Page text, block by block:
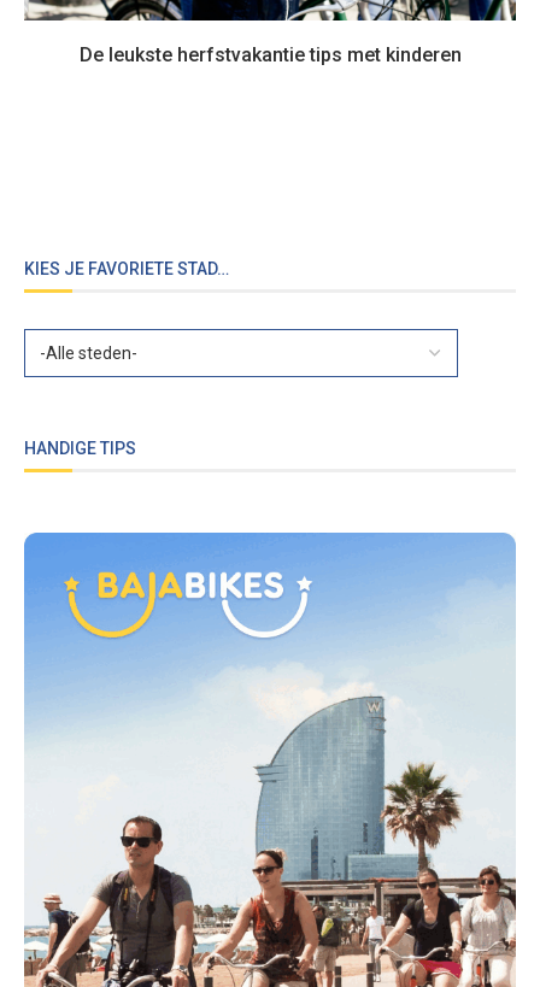
De leukste herfstvakantie tips met kinderen
KIES JE FAVORIETE STAD…
HANDIGE TIPS